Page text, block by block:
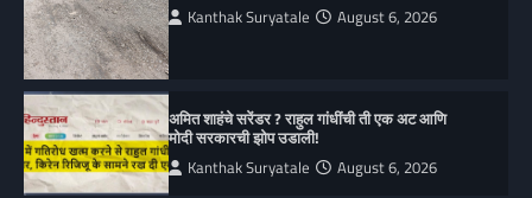
Kanthak Suryatale August 6, 2026
अमित शाहंचे सरेंडर ? राहुल गांधींची ती एक अट आणि
मोदी सरकारची झोप उडाली!
Kanthak Suryatale August 6, 2026